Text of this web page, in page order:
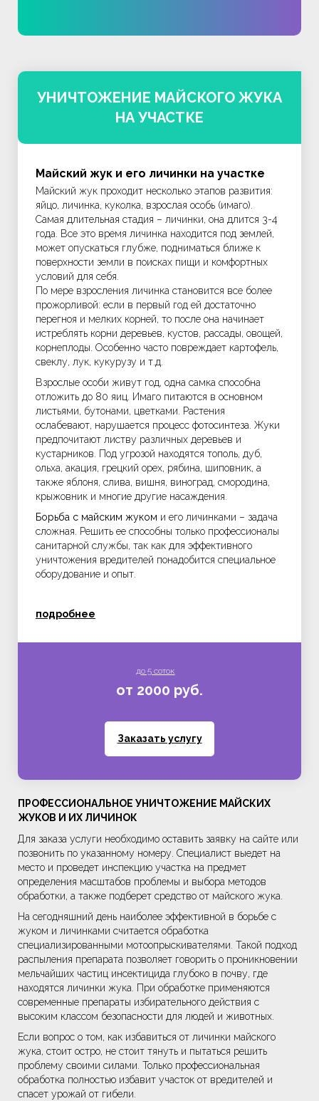
УНИЧТОЖЕНИЕ МАЙСКОГО ЖУКА
НА УЧАСТКЕ
Майский жук и его личинки на участке
Майский жук проходит несколько этапов развития:
яйцо, личинка, куколка, взрослая особь (имаго).
Самая длительная стадия – личинки, она длится 3-4
года. Все это время личинка находится под землей,
может опускаться глубже, подниматься ближе к
поверхности земли в поисках пищи и комфортных
условий для себя.
По мере взросления личинка становится все более
прожорливой: если в первый год ей достаточно
перегноя и мелких корней, то после она начинает
истреблять корни деревьев, кустов, рассады, овощей,
корнеплоды. Особенно часто повреждает картофель,
свеклу, лук, кукурузу и т.д.
Взрослые особи живут год, одна самка способна
отложить до 80 яиц. Имаго питаются в основном
листьями, бутонами, цветками. Растения
ослабевают, нарушается процесс фотосинтеза. Жуки
предпочитают листву различных деревьев и
кустарников. Под угрозой находятся тополь, дуб,
ольха, акация, грецкий орех, рябина, шиповник, а
также яблоня, слива, вишня, виноград, смородина,
крыжовник и многие другие насаждения.
Борьба с майским жуком и его личинками – задача
сложная. Решить ее способны только профессионалы
санитарной службы, так как для эффективного
уничтожения вредителей понадобится специальное
оборудование и опыт.
подробнее
до 5 соток
от 2000 руб.
Заказать услугу
ПРОФЕССИОНАЛЬНОЕ УНИЧТОЖЕНИЕ МАЙСКИХ
ЖУКОВ И ИХ ЛИЧИНОК
Для заказа услуги необходимо оставить заявку на сайте или
позвонить по указанному номеру. Специалист выедет на
место и проведет инспекцию участка на предмет
определения масштабов проблемы и выбора методов
обработки, а также подберет средство от майского жука.
На сегодняшний день наиболее эффективной в борьбе с
жуком и личинками считается обработка
специализированными мотоопрыскивателями. Такой подход
распыления препарата позволяет говорить о проникновении
мельчайших частиц инсектицида глубоко в почву, где
находятся личинки жука. При обработке применяются
современные препараты избирательного действия с
высоким классом безопасности для людей и животных.
Если вопрос о том, как избавиться от личинки майского
жука, стоит остро, не стоит тянуть и пытаться решить
проблему своими силами. Только профессиональная
обработка полностью избавит участок от вредителей и
спасет урожай от гибели.